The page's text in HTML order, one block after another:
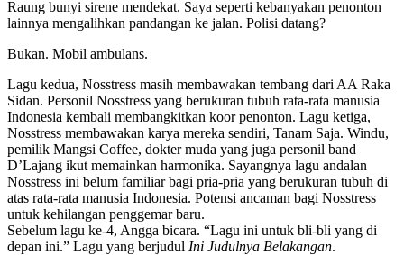
Raung bunyi sirene mendekat. Saya seperti kebanyakan penonton
lainnya mengalihkan pandangan ke jalan. Polisi datang?
Bukan. Mobil ambulans.
Lagu kedua, Nosstress masih membawakan tembang dari AA Raka
Sidan. Personil Nosstress yang berukuran tubuh rata-rata manusia
Indonesia kembali membangkitkan koor penonton. Lagu ketiga,
Nosstress membawakan karya mereka sendiri, Tanam Saja. Windu,
pemilik Mangsi Coffee, dokter muda yang juga personil band
D’Lajang ikut memainkan harmonika. Sayangnya lagu andalan
Nosstress ini belum familiar bagi pria-pria yang berukuran tubuh di
atas rata-rata manusia Indonesia. Potensi ancaman bagi Nosstress
untuk kehilangan penggemar baru.
Sebelum lagu ke-4, Angga bicara. “Lagu ini untuk bli-bli yang di
depan ini.” Lagu yang berjudul Ini Judulnya Belakangan.